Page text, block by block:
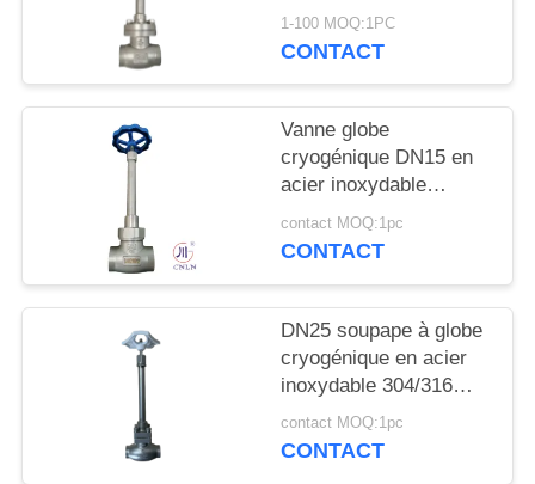
POLITIQUE
DE
CONFIDENTIALITÉ
de globe ou l'acier
inoxydable ou adaptent
1-100 MOQ:1PC
CONTACT
Vanne globe
cryogénique DN15 en
acier inoxydable
304/316 5.0 MPa
-196°C à +80°C
contact MOQ:1pc
CONTACT
DN25 soupape à globe
cryogénique en acier
inoxydable 304/316
avec joint PTFE et
corps de soupape
contact MOQ:1pc
CONTACT